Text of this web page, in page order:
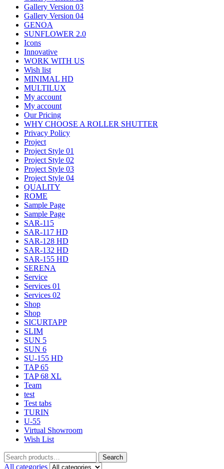
Gallery Version 03
Gallery Version 04
GENOA
SUNFLOWER 2.0
Icons
Innovative
WORK WITH US
Wish list
MINIMAL HD
MULTILUX
My account
My account
Our Pricing
WHY CHOOSE A ROLLER SHUTTER
Privacy Policy
Project
Project Style 01
Project Style 02
Project Style 03
Project Style 04
QUALITY
ROME
Sample Page
Sample Page
SAR-115
SAR-117 HD
SAR-128 HD
SAR-132 HD
SAR-155 HD
SERENA
Service
Services 01
Services 02
Shop
Shop
SICURTAPP
SLIM
SUN 5
SUN 6
SU-155 HD
TAP 65
TAP 68 XL
Team
test
Test tabs
TURIN
U-55
Virtual Showroom
Wish List
Search
All categories